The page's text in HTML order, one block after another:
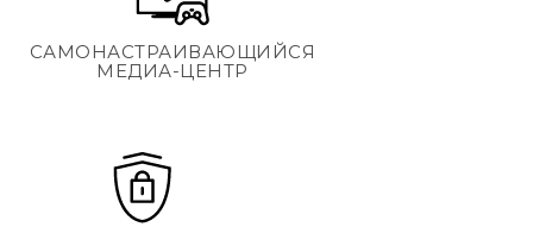
САМОНАСТРАИВАЮЩИЙСЯ
МЕДИА-ЦЕНТР